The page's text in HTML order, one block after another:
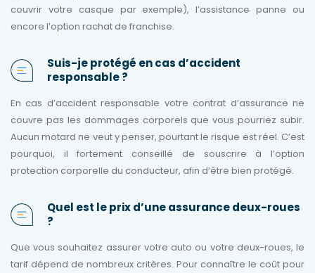
couvrir votre casque par exemple), l’assistance panne ou
encore l’option rachat de franchise.
Suis-je protégé en cas d’accident
responsable ?
En cas d’accident responsable votre contrat d’assurance ne
couvre pas les dommages corporels que vous pourriez subir.
Aucun motard ne veut y penser, pourtant le risque est réel. C’est
pourquoi, il fortement conseillé de souscrire à l’option
protection corporelle du conducteur, afin d’être bien protégé.
Quel est le prix d’une assurance deux-roues
?
Que vous souhaitez assurer votre auto ou votre deux-roues, le
tarif dépend de nombreux critères. Pour connaître le coût pour